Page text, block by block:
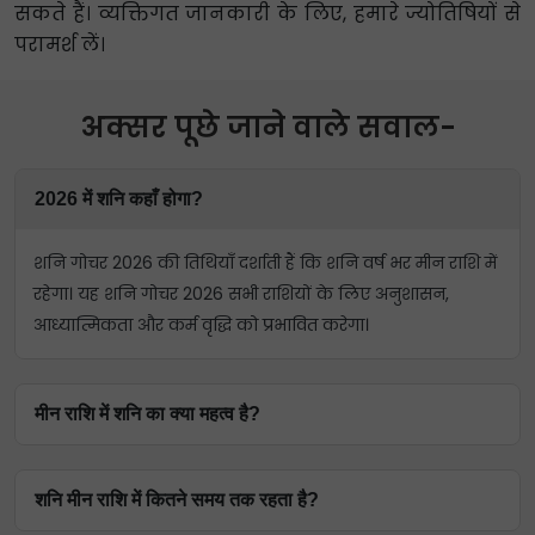
सकते हैं। व्यक्तिगत जानकारी के लिए, हमारे ज्योतिषियों से
परामर्श लें।
अक्सर पूछे जाने वाले सवाल-
2026 में शनि कहाँ होगा?
शनि गोचर 2026 की तिथियाँ दर्शाती हैं कि शनि वर्ष भर मीन राशि में
रहेगा। यह शनि गोचर 2026 सभी राशियों के लिए अनुशासन,
आध्यात्मिकता और कर्म वृद्धि को प्रभावित करेगा।
मीन राशि में शनि का क्या महत्व है?
करता है, जिससे व्यावहारिकता और ज्ञान के बीच संतुलन बनता है।
शनि मीन राशि में कितने समय तक रहता है?